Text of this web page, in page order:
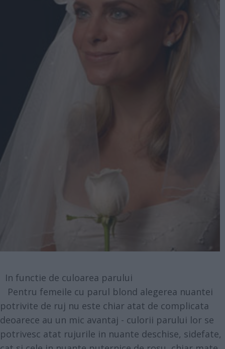
In functie de culoarea parului
Pentru femeile cu parul blond alegerea nuantei
potrivite de ruj nu este chiar atat de complicata
deoarece au un mic avantaj - culorii parului lor se
potrivesc atat rujurile in nuante deschise, sidefate,